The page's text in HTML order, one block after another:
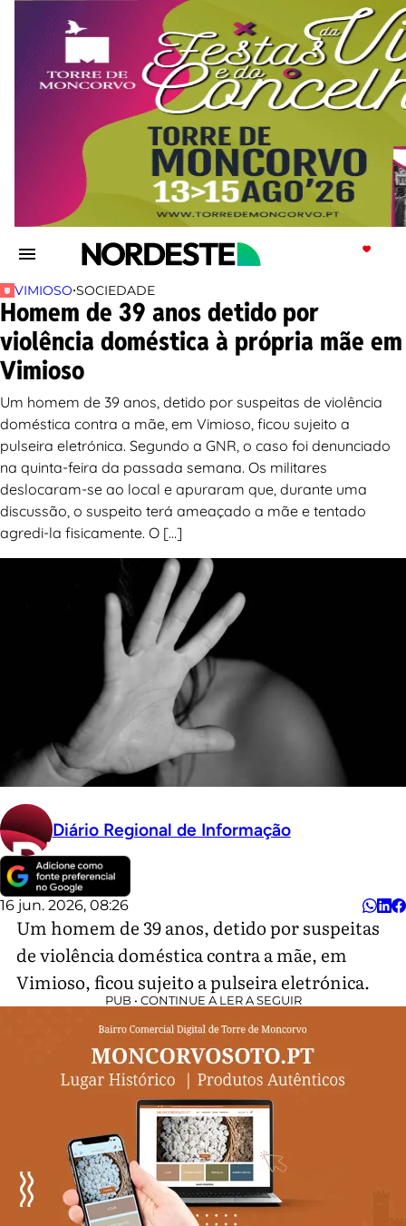
VIMIOSO•SOCIEDADE
Homem de 39 anos detido por
violência doméstica à própria mãe em
Vimioso
Um homem de 39 anos, detido por suspeitas de violência
doméstica contra a mãe, em Vimioso, ficou sujeito a
pulseira eletrónica. Segundo a GNR, o caso foi denunciado
na quinta-feira da passada semana. Os militares
deslocaram-se ao local e apuraram que, durante uma
discussão, o suspeito terá ameaçado a mãe e tentado
agredi-la fisicamente. O […]
Diário Regional de Informação
16 jun. 2026, 08:26
Um homem de 39 anos, detido por suspeitas
de violência doméstica contra a mãe, em
Vimioso, ficou sujeito a pulseira eletrónica.
PUB • CONTINUE A LER A SEGUIR